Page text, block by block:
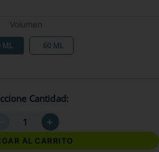
Volumen
ML 60 ML
Cantidad
＋
AL CARRITO